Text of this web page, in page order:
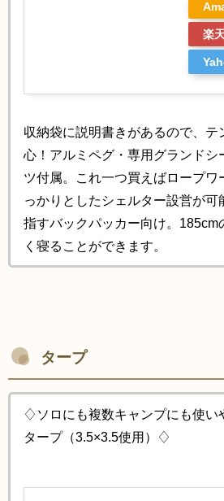
楽
収納袋に説明書きがあるので、テ
心！アルミペグ・専用グランドシ
ツ付属。これ一つ買えばロープワ
っかりとしたシェルター設営が可
指すバックパッカー向け。185cm
く寝ることができます。
タープ
♢ソロにも複数キャンプにも使い
タープ（3.5×3.5使用）♢